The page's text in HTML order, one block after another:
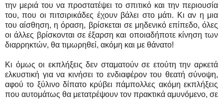
την μεριά του να προστατέψει το σπιτικό και την περιουσία
του, που οι πιτσιρικάδες έχουν βάλει στο μάτι. Κι αν η μια
του αίσθηση, η όραση, βρίσκεται σε μηδενικό επίπεδο, όλες
οι άλλες βρίσκονται σε έξαρση και οποιαδήποτε κίνηση των
διαρρηκτών, θα τιμωρηθεί, ακόμη και με θάνατο!
Κι όμως οι εκπλήξεις δεν σταματούν σε ετούτη την αρκετά
ελκυστική για να κινήσει το ενδιαφέρον του θεατή σύνοψη,
αφού το ξύλινο δίπατο κρύβει πάμπολλες ακόμη εκπλήξεις
που αυτομάτως θα μετατρέψουν τον πρακτικά αμυνόμενο, σε